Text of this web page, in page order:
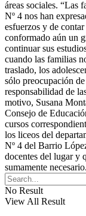
áreas sociales. “Las
Nº 4 nos han
esfuerzos y de
conformado aún un
continuar sus
cuando las familias
traslado, los
sólo preocupación
responsabilidad de
motivo, Susana
Consejo de
cursos
los liceos del
Nº 4 del Barrio
docentes del lugar y
sumamente necesario.
No Result
View All Result